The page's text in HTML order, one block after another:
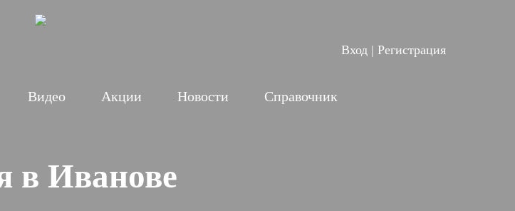
Вход | Регистрация
Видео Акции Новости Справочник
в Иванове